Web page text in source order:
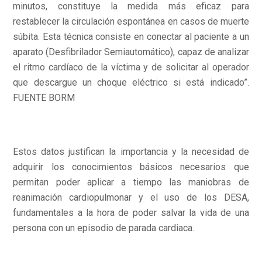
minutos, constituye la medida más eficaz para
restablecer la circulación espontánea en casos de muerte
súbita. Esta técnica consiste en conectar al paciente a un
aparato (Desfibrilador Semiautomático), capaz de analizar
el ritmo cardíaco de la víctima y de solicitar al operador
que descargue un choque eléctrico si está indicado”.
FUENTE BORM
Estos datos justifican la importancia y la necesidad de
adquirir los conocimientos básicos necesarios que
permitan poder aplicar a tiempo las maniobras de
reanimación cardiopulmonar y el uso de los DESA,
fundamentales a la hora de poder salvar la vida de una
persona con un episodio de parada cardiaca.